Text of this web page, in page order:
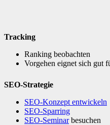
Tracking
Ranking beobachten
Vorgehen eignet sich gut
SEO-Strategie
SEO-Konzept entwickeln
SEO-Sparring
SEO-Seminarbesuchen